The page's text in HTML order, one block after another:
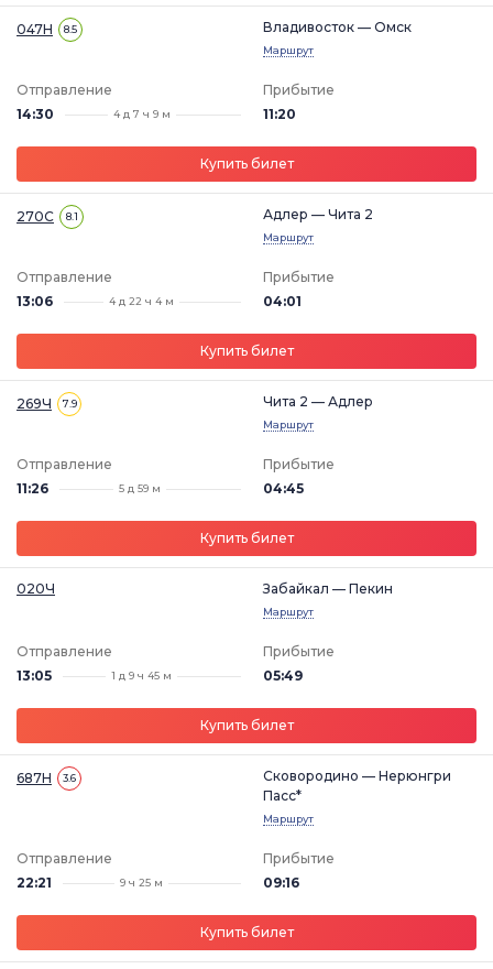
047Н 8.5 Владивосток — Омск
Маршрут
Отправление
14:30
4 д 7 ч 9 м
Прибытие
11:20
Купить билет
270С 8.1 Адлер — Чита 2
Маршрут
Отправление
13:06
4 д 22 ч 4 м
Прибытие
04:01
Купить билет
269Ч 7.9 Чита 2 — Адлер
Маршрут
Отправление
11:26
5 д 59 м
Прибытие
04:45
Купить билет
020Ч Забайкал — Пекин
Маршрут
Отправление
13:05
1 д 9 ч 45 м
Прибытие
05:49
Купить билет
687Н 3.6
Сковородино — Нерюнгри
Пасс*
Маршрут
Отправление
22:21
9 ч 25 м
Прибытие
09:16
Купить билет